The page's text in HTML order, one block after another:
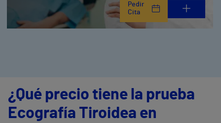
Pedir
Cita
¿Qué precio tiene la prueba
Ecografía Tiroidea en